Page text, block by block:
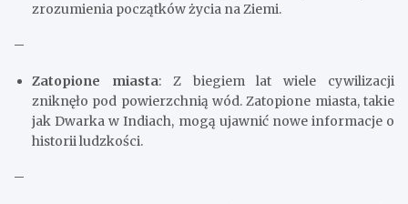
zrozumienia początków życia na Ziemi.
–
Zatopione miasta: Z biegiem lat wiele cywilizacji
zniknęło pod powierzchnią wód. Zatopione miasta, takie
jak Dwarka w Indiach, mogą ujawnić nowe informacje o
historii ludzkości.
–